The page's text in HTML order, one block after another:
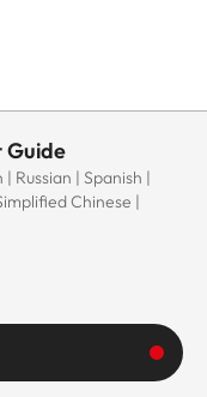
Guide
Russian | Spanish |
Chinese |